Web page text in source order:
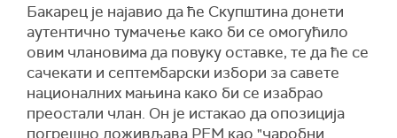
Бакарец је најавио да ће Скупштина донети
аутентично тумачење како би се омогућило
овим члановима да повуку оставке, те да ће се
сачекати и септембарски избори за савете
националних мањина како би се изабрао
преостали члан. Он је истакао да опозиција
погрешно доживљава РЕМ као "чаробни